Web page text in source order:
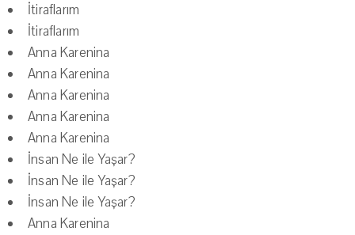
İtiraflarım
İtiraflarım
Anna Karenina
Anna Karenina
Anna Karenina
Anna Karenina
Anna Karenina
İnsan Ne ile Yaşar?
İnsan Ne ile Yaşar?
İnsan Ne ile Yaşar?
Anna Karenina